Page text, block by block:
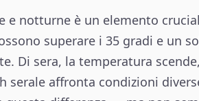
e notturne è un elemento
superare i 35 gradi e un
Di sera, la temperatura
affronta condizioni